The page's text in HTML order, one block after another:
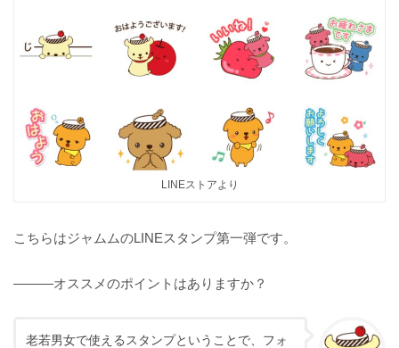
LINEストアより
こちらはジャムムのLINEスタンプ第一弾です。
———オススメのポイントはありますか？
老若男女で使えるスタンプということで、フォ